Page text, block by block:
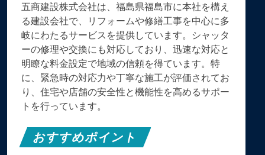
五商建設株式会社は、福島県福島市に本社を構え
る建設会社で、リフォームや修繕工事を中心に多
岐にわたるサービスを提供しています。シャッタ
ーの修理や交換にも対応しており、迅速な対応と
明瞭な料金設定で地域の信頼を得ています。特
に、緊急時の対応力や丁寧な施工が評価されてお
り、住宅や店舗の安全性と機能性を高めるサポー
トを行っています。
おすすめポイント